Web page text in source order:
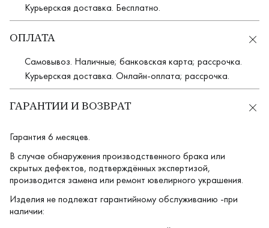
Курьерская доставка. Бесплатно.
ОПЛАТА
Самовывоз. Наличные; банковская карта; рассрочка.
Курьерская доставка. Онлайн-оплата; рассрочка.
ГАРАНТИИ И ВОЗВРАТ
Гарантия 6 месяцев.
В случае обнаружения производственного брака или
скрытых дефектов, подтверждённых экспертизой,
производится замена или ремонт ювелирного украшения.
Изделия не подлежат гарантийному обслуживанию -при
наличии: